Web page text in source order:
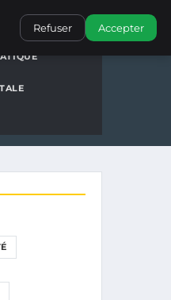
CONTACT
Refuser Accepter